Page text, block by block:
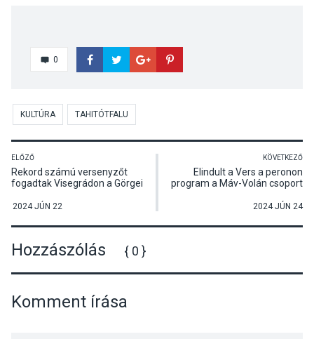
0
KULTÚRA TAHITÓTFALU
ELŐZŐ
Rekord számú versenyzőt
fogadtak Visegrádon a Görgei
Versenyen
2024 JÚN 22
KÖVETKEZŐ
Elindult a Vers a peronon
program a Máv-Volán csoport
2024 JÚN 24
Hozzászólás { 0 }
Komment írása